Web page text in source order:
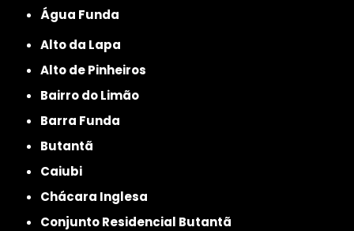
Água Funda
Alto da Lapa
Alto de Pinheiros
Bairro do Limão
Barra Funda
Butantã
Caiubi
Chácara Inglesa
Conjunto Residencial Butantã